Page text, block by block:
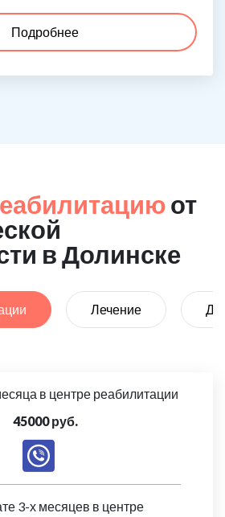
Подробнее
от
в Долинске
Лечение
в центре реабилитации
45000 руб.
3-х месяцев в центре